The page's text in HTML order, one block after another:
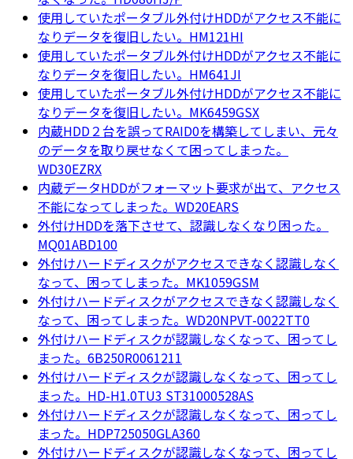
使用していたポータブル外付けHDDがアクセス不能に
なりデータを復旧したい。HM121HI
使用していたポータブル外付けHDDがアクセス不能に
なりデータを復旧したい。HM641JI
使用していたポータブル外付けHDDがアクセス不能に
なりデータを復旧したい。MK6459GSX
内蔵HDD２台を誤ってRAID0を構築してしまい、元々
のデータを取り戻せなくて困ってしまった。
WD30EZRX
内蔵データHDDがフォーマット要求が出て、アクセス
不能になってしまった。WD20EARS
外付けHDDを落下させて、認識しなくなり困った。
MQ01ABD100
外付けハードディスクがアクセスできなく認識しなく
なって、困ってしまった。MK1059GSM
外付けハードディスクがアクセスできなく認識しなく
なって、困ってしまった。WD20NPVT-0022TT0
外付けハードディスクが認識しなくなって、困ってし
まった。6B250R0061211
外付けハードディスクが認識しなくなって、困ってし
まった。HD-H1.0TU3 ST31000528AS
外付けハードディスクが認識しなくなって、困ってし
まった。HDP725050GLA360
外付けハードディスクが認識しなくなって、困ってし